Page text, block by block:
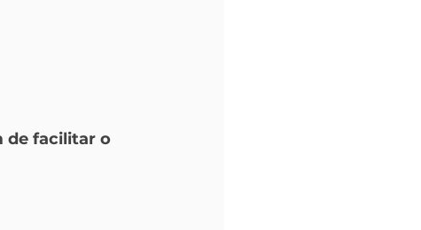
de facilitar o